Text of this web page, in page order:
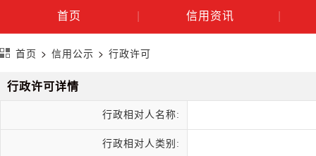
首页 | 信用资讯 |
首页 > 信用公示 > 行政许可
行政许可详情
行政相对人名称:
行政相对人类别: